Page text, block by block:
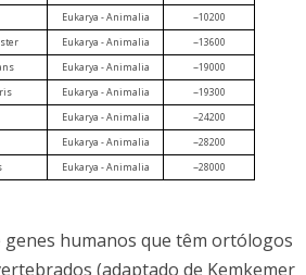
Eukarya - Animalia
~10200
Eukarya - Animalia
~13600
Eukarya - Animalia
~19000
Eukarya - Animalia
~19300
Eukarya - Animalia
~24200
Eukarya - Animalia
~28200
Eukarya - Animalia ~28000
genes humanos que têm ortólogos
(adaptado de Kemkemer